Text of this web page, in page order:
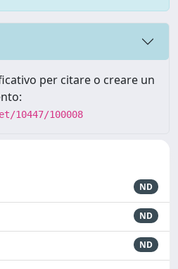
per citare o creare un
10447/100008
ND
ND
ND